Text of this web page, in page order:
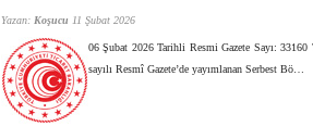
Yazan: Koşucu 11 Şubat 2026
06 Şubat 2026 Tarihli Resmi Gazete Sayı:
sayılı Resmî Gazete’de yayımlanan Serbest Bö…